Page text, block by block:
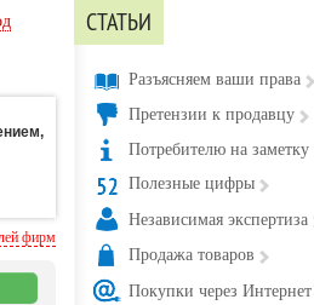
фирм
СТАТЬИ
Разъясняем ваши права
Претензии к продавцу
Потребителю на заметку
Полезные цифры
Независимая экспертиза
Продажа товаров
Покупки через Интернет